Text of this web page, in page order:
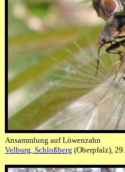
Ansammlung auf Löwenzahn
Velburg, Schloßberg (Oberpfalz),